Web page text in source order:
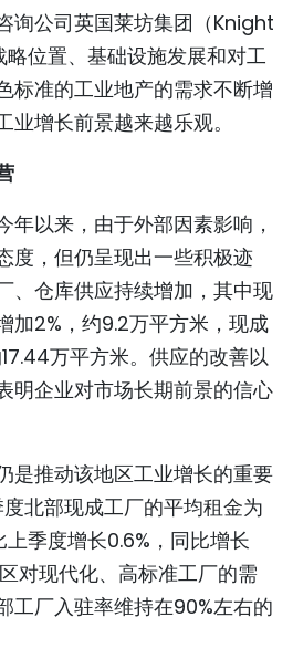
报社简介
VIỆT
询公司英国莱坊集团（Knight
位置、基础设施发展和对工
标准的工业地产的需求不断增
增长前景越来越乐观。
年以来，由于外部因素影响，
度，但仍呈现出一些积极迹
、仓库供应持续增加，其中现
加2%，约9.2万平方米，现成
万平方米。供应的改善以
明企业对市场长期前景的信心
是推动该地区工业增长的重要
北部现成工厂的平均租金为
季度增长0.6%，同比增长
对现代化、高标准工厂的需
工厂入驻率维持在90%左右的